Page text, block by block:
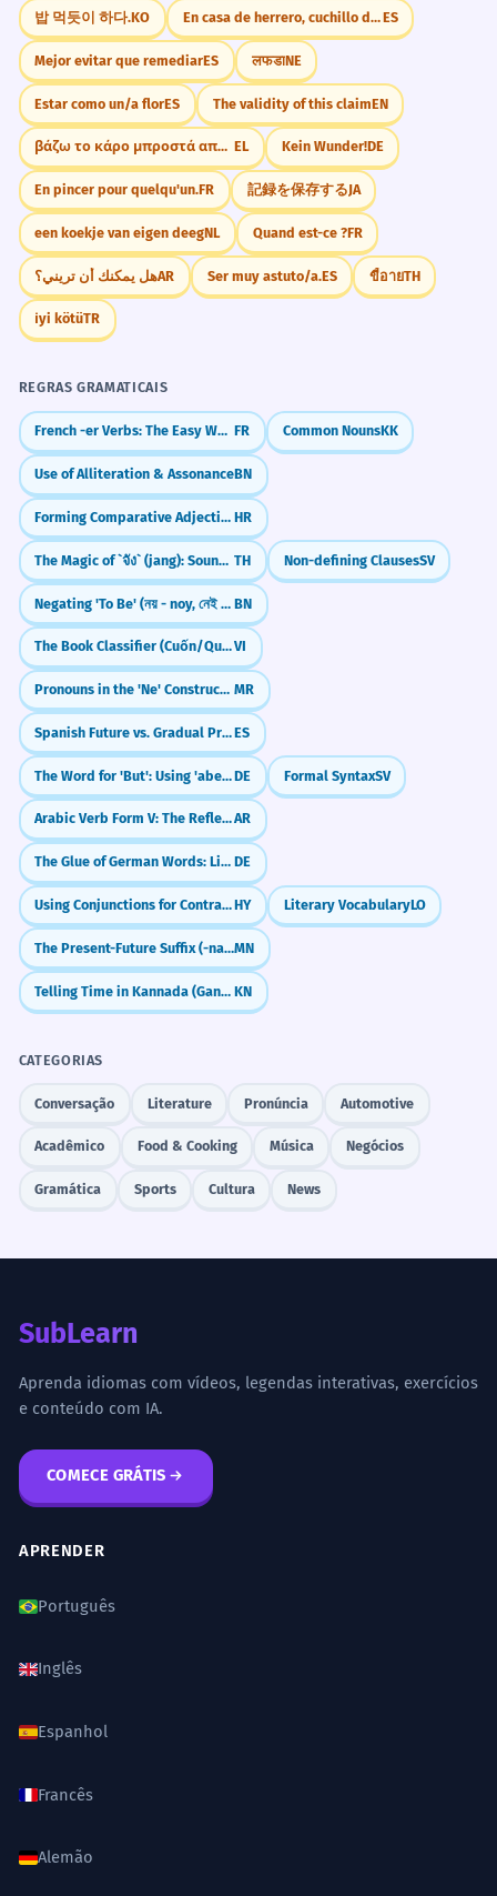
밥 먹듯이 하다.KO En casa de herrero, cuchillo de palo.ES
Mejor evitar que remediarES लफडाNE
Estar como un/a florES The validity of this claimEN
βάζω το κάρο μπροστά από το άλογο EL Kein Wunder!DE
En pincer pour quelqu'un.FR 記録を保存するJA
een koekje van eigen deegNL Quand est-ce ?FR
هل يمكنك أن تريني؟AR Ser muy astuto/a.ES ขี้อายTH
i̇yi kötüTR
REGRAS GRAMATICAIS
French -er Verbs: The Easy Way to Speak (parler, manger) FR Common NounsKK
Use of Alliteration & AssonanceBN
Forming Comparative Adjectives (e.g., -iji, -ši) HR
The Magic of `จัง` (jang): Sounding Natural in Thai TH Non-defining ClausesSV
Negating 'To Be' (নয় - noy, নেই - nei) BN
The Book Classifier (Cuốn/Quyển)VI
Pronouns in the 'Ne' Construction MR
Spanish Future vs. Gradual Progress (ir a vs. ir + gerundio)ES
The Word for 'But': Using 'aber' in GermanDE Formal SyntaxSV
Arabic Verb Form V: The Reflexive "Self" Verb (tafa33ala)AR
The Glue of German Words: Linking -s- (Fugen-s) DE
Using Conjunctions for Contrast and ChoiceHY Literary VocabularyLO
The Present-Future Suffix (-na/-ne/-no/-nö)MN
Telling Time in Kannada (Gante, Nimisha) KN
CATEGORIAS
Conversação Literature Pronúncia Automotive
Acadêmico Food & Cooking Música Negócios
Gramática Sports Cultura News
SubLearn
Aprenda idiomas com vídeos, legendas interativas, exercícios
e conteúdo com IA.
COMECE GRÁTIS
APRENDER
Português
Inglês
Espanhol
Francês
Alemão